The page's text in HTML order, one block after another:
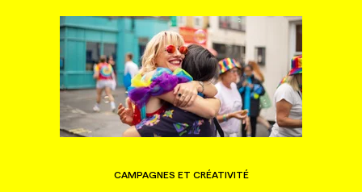
CAMPAGNES ET CRÉATIVITÉ